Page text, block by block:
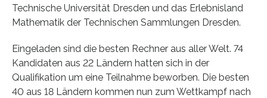
Technische Universität Dresden und das Erlebnisland
Mathematik der Technischen Sammlungen Dresden.
Eingeladen sind die besten Rechner aus aller Welt. 74
Kandidaten aus 22 Ländern hatten sich in der
Qualifikation um eine Teilnahme beworben. Die besten
40 aus 18 Ländern kommen nun zum Wettkampf nach